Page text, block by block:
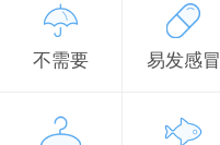
不需要 易发感冒